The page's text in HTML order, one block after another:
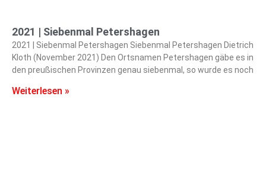
2021 | Siebenmal Petershagen
2021 | Siebenmal Petershagen Siebenmal Petershagen Dietrich
Kloth (November 2021) Den Ortsnamen Petershagen gäbe es in
den preußischen Provinzen genau siebenmal, so wurde es noch
Weiterlesen »